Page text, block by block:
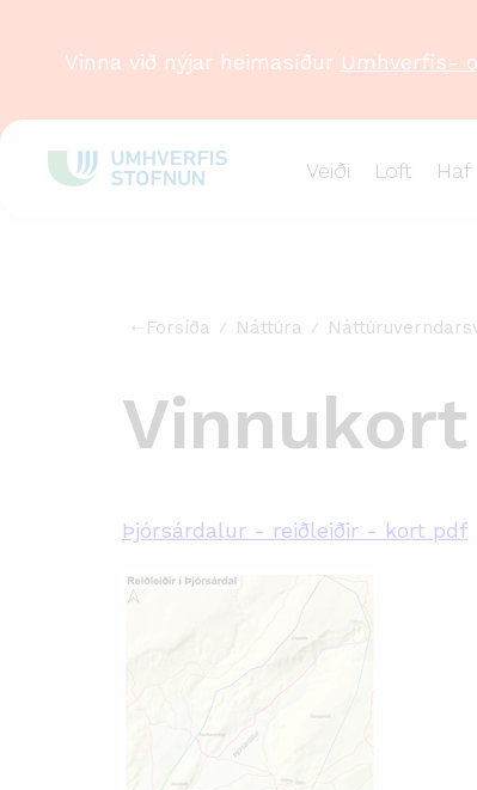
Veiði Loft
Vinna við nýjar heimasíður Umhverfis-
Forsíða Náttúra
Þjórsárdalur - reiðleiðir - kort pdf